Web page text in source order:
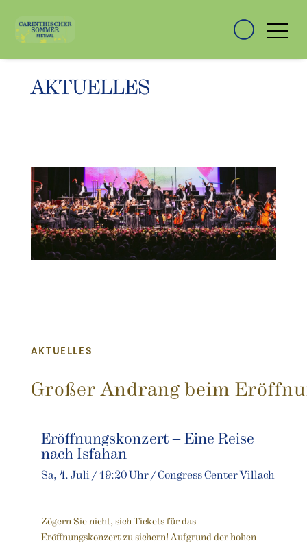
AKTUELLES
AKTUELLES
Großer Andrang beim
Eröffnungskonzert – Eine Reise
nach Isfahan
Sa, 4. Juli / 19:20 Uhr / Congress Center Villach
Zögern Sie nicht, sich Tickets für das
Eröffnungskonzert zu sichern! Aufgrund der hohen